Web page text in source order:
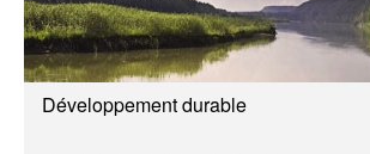
Développement durable